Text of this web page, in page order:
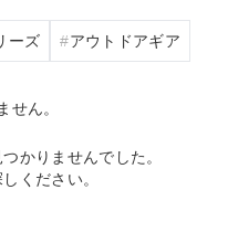
ーズ アウトドアギア
せん。
かりませんでした。
ください。